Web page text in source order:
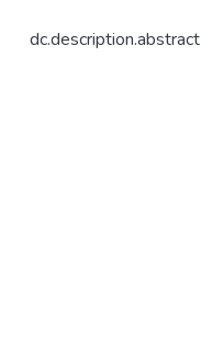
dc.description.abstract